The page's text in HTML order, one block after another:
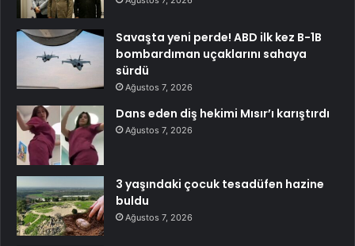
Savaşta yeni perde! ABD ilk kez B-1B
bombardıman uçaklarını sahaya
sürdü
Ağustos 7, 2026
Dans eden diş hekimi Mısır’ı karıştırdı
Ağustos 7, 2026
3 yaşındaki çocuk tesadüfen hazine
buldu
Ağustos 7, 2026